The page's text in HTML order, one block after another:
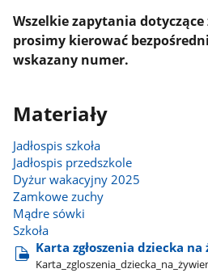
Wszelkie zapytania
prosimy kierować
wskazany numer.
Materiały
Jadłospis szkoła
Jadłospis przedszkole
Dyżur wakacyjny 2025
Zamkowe zuchy
Mądre sówki
Szkoła
Karta zgłoszenia dziecka